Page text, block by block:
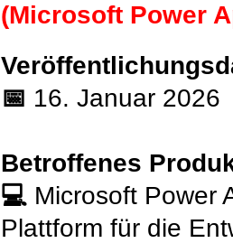
(Microsoft Power
📅 16. Januar 2026
Betroffenes
💻 Microsoft Power
Plattform für die